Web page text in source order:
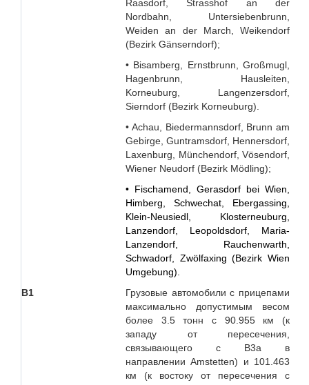
Raasdorf, Strasshof an der
Nordbahn, Untersiebenbrunn,
Weiden an der March, Weikendorf
(Bezirk Gänserndorf);
• Bisamberg, Ernstbrunn, Großmugl,
Hagenbrunn, Hausleiten,
Korneuburg, Langenzersdorf,
Sierndorf (Bezirk Korneuburg).
• Achau, Biedermannsdorf, Brunn am
Gebirge, Guntramsdorf, Hennersdorf,
Laxenburg, Münchendorf, Vösendorf,
Wiener Neudorf (Bezirk Mödling);
• Fischamend, Gerasdorf bei Wien,
Himberg, Schwechat, Ebergassing,
Klein-Neusiedl, Klosterneuburg,
Lanzendorf, Leopoldsdorf, Maria-
Lanzendorf, Rauchenwarth,
Schwadorf, Zwölfaxing (Bezirk Wien
Umgebung).
В1
Грузовые автомобили с прицепами
максимально допустимым весом
более 3.5 тонн с 90.955 км (к
западу от пересечения,
связывающего с B3a в
направлении Amstetten) и 101.463
км (к востоку от пересечения с